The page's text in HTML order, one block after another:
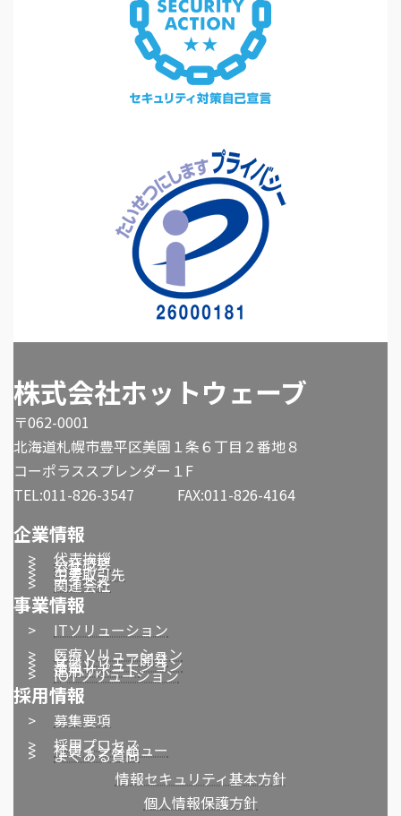
関連会社でハリーパソコンスクール
IoT事業（研究開発）を開始
ヘルスケア事業を開始
2012年1月20日
facebookの掲載を開始
白石オフィス（営業所）を開設
2008年6月16日
会社設立
株式会社ホットウェーブ
〒062-0001
北海道札幌市豊平区美園１条６丁目２番地８
コーポラススプレンダー１F
TEL:011-826-3547 FAX:011-826-4164
企業情報
> 代表挨拶
> 会社概要
> 沿革
> 主要取引先
> アクセス
> 関連会社
事業情報
> ITソリューション
> 医療ソリューション
> ソフトウェア開発
> 基盤ソリューション
> 運用サポート
> IOTソリューション
採用情報
> 募集要項
> 採用プロセス
> 社員インタビュー
> よくある質問
情報セキュリティ基本方針
個人情報保護方針